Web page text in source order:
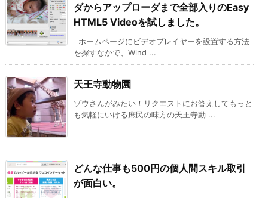
ダからアップローダまで全部入りのEasy
HTML5 Videoを試しました。
ホームページにビデオプレイヤーを設置する方法
を探すなかで、Wind ...
天王寺動物園
ゾウさんがみたい！リクエストにお答えしてもっと
も気軽にいける庶民の味方の天王寺動 ...
どんな仕事も500円の個人間スキル取引
が面白い。